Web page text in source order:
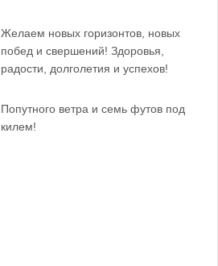
Желаем новых горизонтов, новых
побед и свершений! Здоровья,
радости, долголетия и успехов!
Попутного ветра и семь футов под
килем!